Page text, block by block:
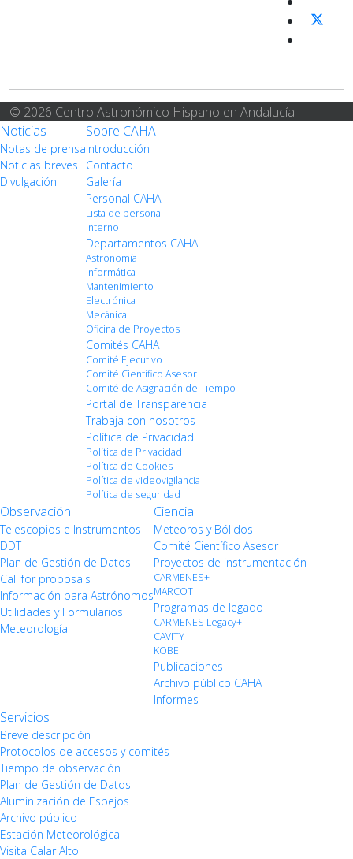
© 2026 Centro Astronómico Hispano en Andalucía
Noticias
Notas de prensa
Noticias breves
Divulgación
Sobre CAHA
Introducción
Contacto
Galería
Personal CAHA
Lista de personal
Interno
Departamentos CAHA
Astronomía
Informática
Mantenimiento
Electrónica
Mecánica
Oficina de Proyectos
Comités CAHA
Comité Ejecutivo
Comité Científico Asesor
Comité de Asignación de Tiempo
Portal de Transparencia
Trabaja con nosotros
Política de Privacidad
Política de Privacidad
Política de Cookies
Política de videovigilancia
Política de seguridad
Observación
Telescopios e Instrumentos
DDT
Plan de Gestión de Datos
Call for proposals
Información para Astrónomos
Utilidades y Formularios
Meteorología
Ciencia
Meteoros y Bólidos
Comité Científico Asesor
Proyectos de instrumentación
CARMENES+
MARCOT
Programas de legado
CARMENES Legacy+
CAVITY
KOBE
Publicaciones
Archivo público CAHA
Informes
Servicios
Breve descripción
Protocolos de accesos y comités
Tiempo de observación
Plan de Gestión de Datos
Aluminización de Espejos
Archivo público
Estación Meteorológica
Visita Calar Alto